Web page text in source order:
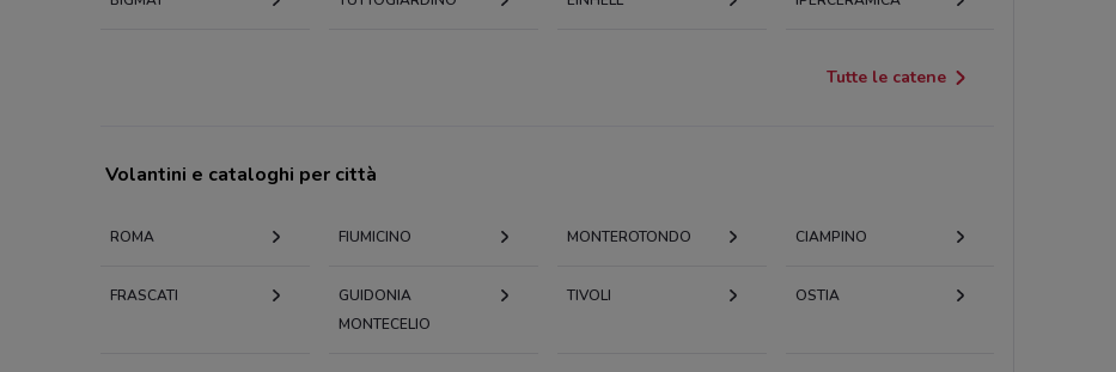
Tutte le catene
Volantini e cataloghi per città
ROMA FIUMICINO MONTEROTONDO CIAMPINO
FRASCATI
GUIDONIA
MONTECELIO
TIVOLI OSTIA